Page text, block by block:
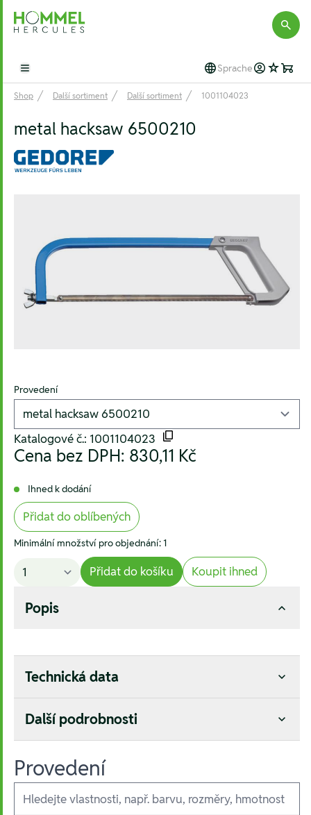
Hommel Hercules
Open main menu Sprache
Shop Další sortiment Další sortiment 1001104023
metal hacksaw 6500210
Provedení
Katalogové č.: 1001104023
Cena bez DPH: 830,11 Kč
Ihned k dodání
Přidat do oblíbených
Minimální množství pro objednání: 1
Přidat do košíku Koupit ihned
Popis
Technická data
Další podrobnosti
Provedení
Ausführungen